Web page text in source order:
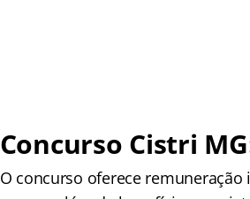
Concurso Cistri
O concurso oferece remuneração